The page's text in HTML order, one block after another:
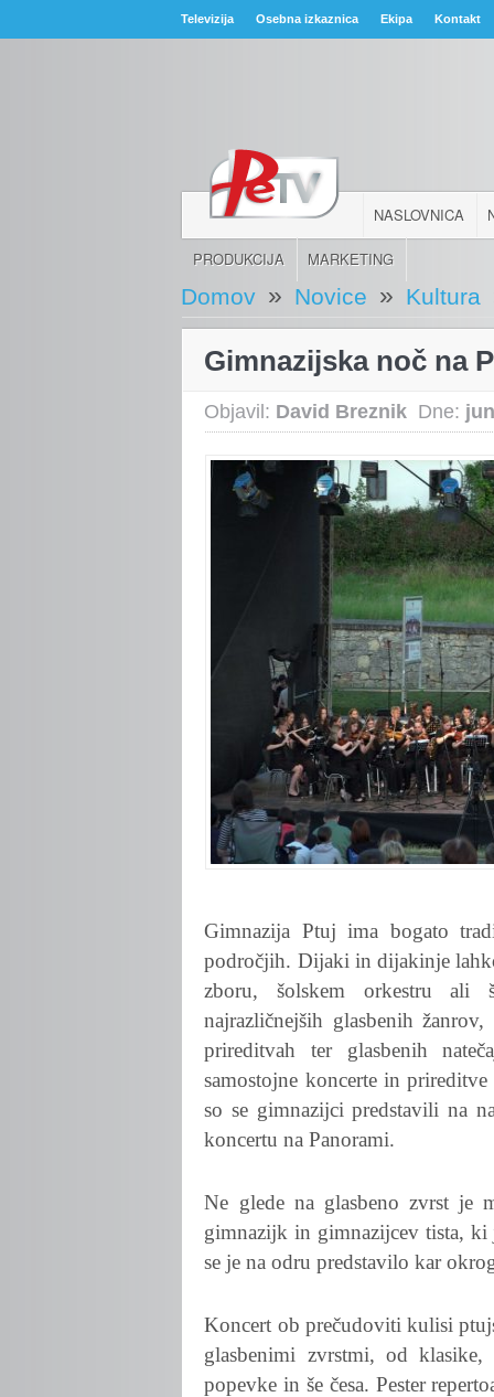
Televizija Osebna izkaznica Ekipa Kontakt
NASLOVNICA
PRODUKCIJA MARKETING
Domov » Novice » Kultura
Gimnazijska noč na
Objavil: David Breznik Dne:
Gimnazija Ptuj ima bogato
področjih. Dijaki in dijakinje
zboru, šolskem orkestru ali
najrazličnejših glasbenih
prireditvah ter glasbenih
samostojne koncerte in
so se gimnazijci predstavili na
koncertu na Panorami.
Ne glede na glasbeno zvrst je
gimnazijk in gimnazijcev tista, ki
se je na odru predstavilo kar
Koncert ob prečudoviti kulisi
glasbenimi zvrstmi, od
popevke in še česa. Pester